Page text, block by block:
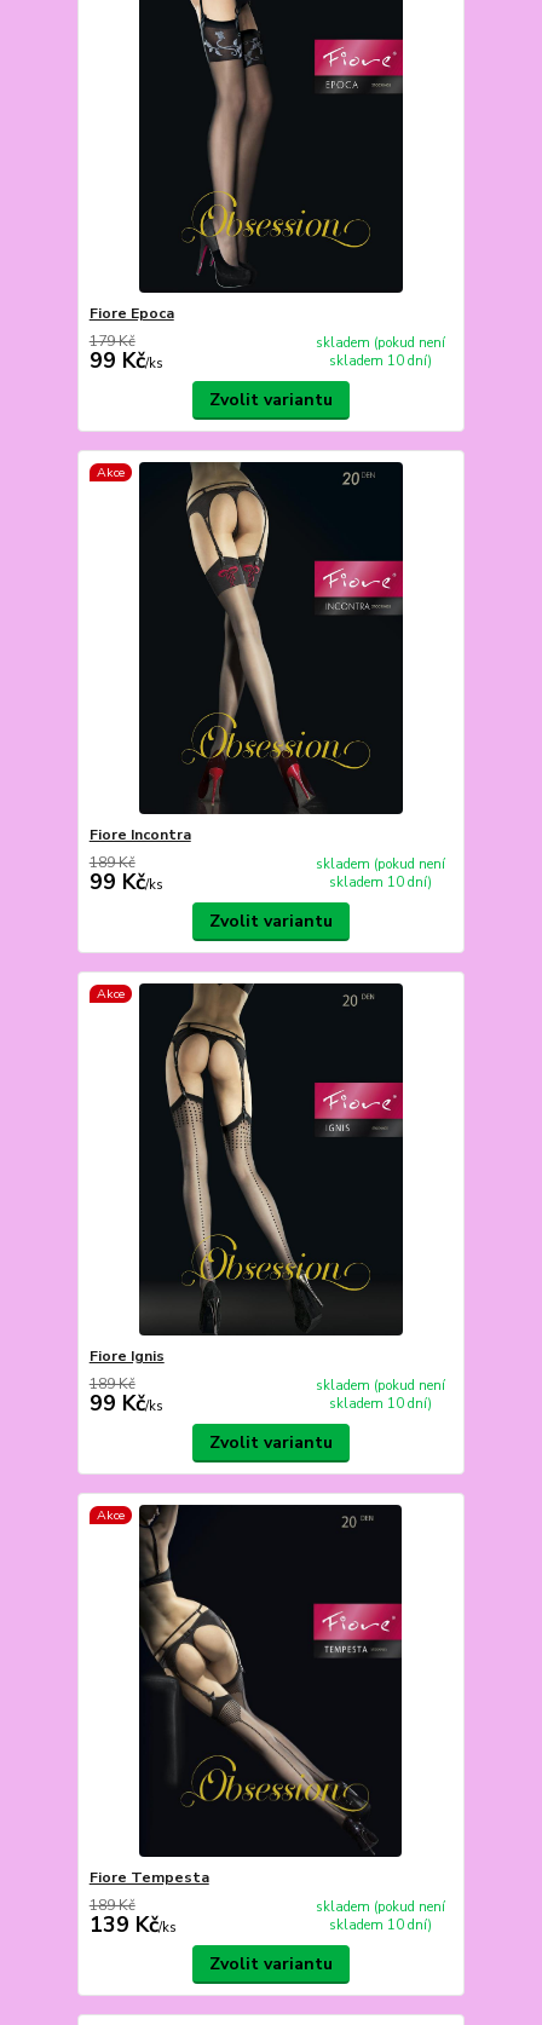
Fiore Epoca
179 Kč
99 Kč/ks
skladem (pokud není
skladem 10 dní)
Zvolit variantu
Akce
Fiore Incontra
189 Kč
99 Kč/ks
skladem (pokud není
skladem 10 dní)
Zvolit variantu
Akce
Fiore Ignis
189 Kč
99 Kč/ks
skladem (pokud není
skladem 10 dní)
Zvolit variantu
Akce
Fiore Tempesta
189 Kč
139 Kč/ks
skladem (pokud není
skladem 10 dní)
Zvolit variantu